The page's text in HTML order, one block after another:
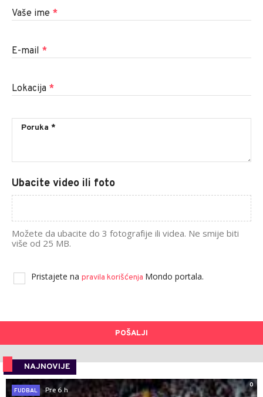
Vaše ime *
E-mail *
Lokacija *
Ubacite video ili foto
Možete da ubacite do 3 fotografije ili videa. Ne smije biti
više od 25 MB.
Pristajete na pravila korišćenja Mondo portala.
POŠALJI
NAJNOVIJE
0
FUDBAL
Pre 6 h